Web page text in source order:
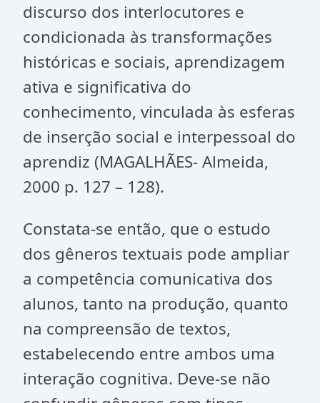
discurso dos interlocutores e
condicionada às transformações
históricas e sociais, aprendizagem
ativa e significativa do
conhecimento, vinculada às esferas
de inserção social e interpessoal do
aprendiz (MAGALHÃES- Almeida,
2000 p. 127 – 128).
Constata-se então, que o estudo
dos gêneros textuais pode ampliar
a competência comunicativa dos
alunos, tanto na produção, quanto
na compreensão de textos,
estabelecendo entre ambos uma
interação cognitiva. Deve-se não